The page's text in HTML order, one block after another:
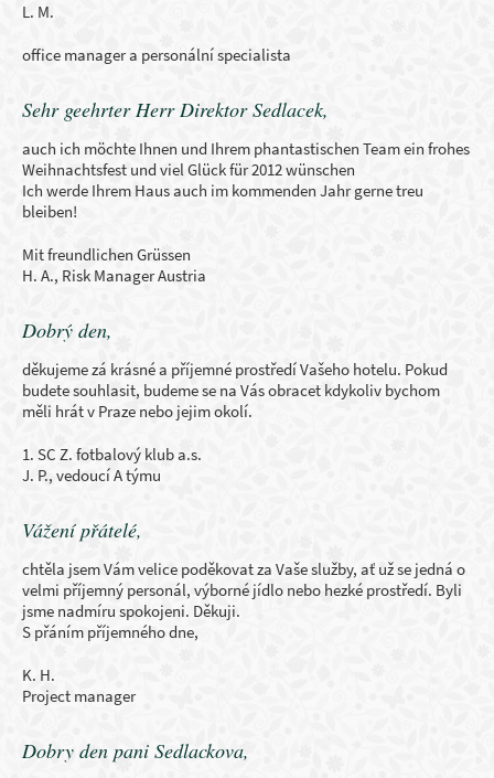
L. M.
office manager a personální specialista
Sehr geehrter Herr Direktor Sedlacek,
auch ich möchte Ihnen und Ihrem phantastischen Team ein frohes
Weihnachtsfest und viel Glück für 2012 wünschen
Ich werde Ihrem Haus auch im kommenden Jahr gerne treu
bleiben!
Mit freundlichen Grüssen
H. A., Risk Manager Austria
Dobrý den,
děkujeme zá krásné a příjemné prostředí Vašeho hotelu. Pokud
budete souhlasit, budeme se na Vás obracet kdykoliv bychom
měli hrát v Praze nebo jejim okolí.
1. SC Z. fotbalový klub a.s.
J. P., vedoucí A týmu
Vážení přátelé,
chtěla jsem Vám velice poděkovat za Vaše služby, ať už se jedná o
velmi příjemný personál, výborné jídlo nebo hezké prostředí. Byli
jsme nadmíru spokojeni. Děkuji.
S přáním příjemného dne,
K. H.
Project manager
Dobry den pani Sedlackova,